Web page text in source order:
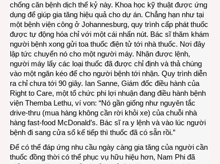
chống căn bệnh dịch thế kỷ này. Khoa học kỹ thuật được ứng
dụng để giúp gia tăng hiệu quả cho dự án. Chẳng hạn như tại
một bệnh viện công ở Johannesburg, quy trình cấp phát thuốc
được tự động hóa chỉ với một cái nhấn nút. Bác sĩ thăm khám
người bệnh xong gửi toa thuốc điện tử tới nhà thuốc. Nơi đây
lập tức chuyển nó cho một người máy. Nhận được lệnh,
người máy lấy các loại thuốc đã được chỉ định và thả chúng
vào một ngăn kéo để cho người bệnh tới nhận. Quy trình diễn
ra chỉ chưa tới 90 giây. Ian Sanne, Giám đốc điều hành của
Right to Care, một tổ chức phi lợi nhuận đang điều hành bệnh
viện Themba Lethu, ví von: “Nó gần giống như nguyên tắc
drive-thru (mua hàng không cần rời khỏi xe) của chuỗi nhà
hàng fast-food McDonald’s. Bác sĩ ra y lệnh và vào lúc người
bệnh đi sang cửa sổ kế tiếp thì thuốc đã có sẵn rồi.”
Để có thể đáp ứng nhu cầu ngày càng gia tăng của người cần
thuốc đồng thời có thể phục vụ hữu hiệu hơn, Nam Phi đã